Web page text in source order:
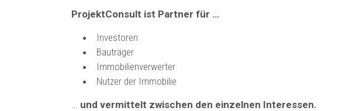
ProjektConsult ist Partner für …
Investoren
Bauträger
Immobilienverwerter
Nutzer der Immobilie
… und vermittelt zwischen den einzelnen Interessen.